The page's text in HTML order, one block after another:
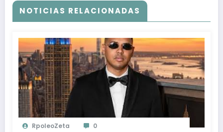
NOTICIAS RELACIONADAS
RpoleoZeta 0